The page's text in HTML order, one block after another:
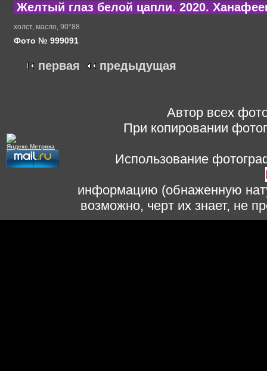
Желтый глаз белой цапли. 2020.
холст, масло, 90*88
Фото № 999091
первая предыдущая
Автор всех
При копировании
Использование
информацию (обнаженную
возможно, черт их знает, не